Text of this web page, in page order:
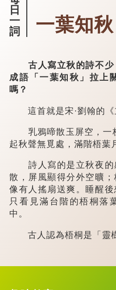
日
一
詞
一葉知秋
古人寫立秋的詩不少
成語「一葉知秋」拉上
嗎？
這首就是宋·劉翰的《
乳鴉啼散玉屏空，
起秋聲無覓處，滿階梧葉
詩人寫的是立秋夜的
散，屏風顯得分外空曠
像有人搖扇送爽。睡醒後
只看見滿台階的梧桐落
中。
古人認為梧桐是「靈